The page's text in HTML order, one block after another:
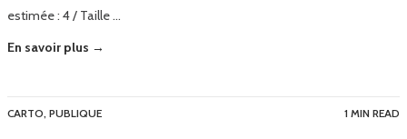
estimée : 4 / Taille …
En savoir plus →
CARTO, PUBLIQUE 1 MIN READ